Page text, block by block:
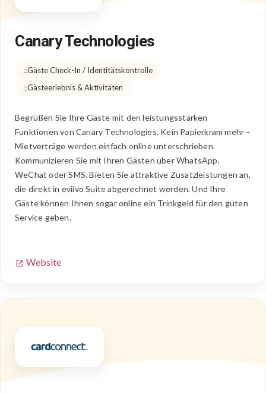
Canary Technologies
Gäste Check-In / Identitätskontrolle
Gästeerlebnis & Aktivitäten
Begrüßen Sie Ihre Gäste mit den leistungsstarken
Funktionen von Canary Technologies. Kein Papierkram mehr –
Mietverträge werden einfach online unterschrieben.
Kommunizieren Sie mit Ihren Gästen über WhatsApp,
WeChat oder SMS. Bieten Sie attraktive Zusatzleistungen an,
die direkt in eviivo Suite abgerechnet werden. Und Ihre
Gäste können Ihnen sogar online ein Trinkgeld für den guten
Service geben.
Website